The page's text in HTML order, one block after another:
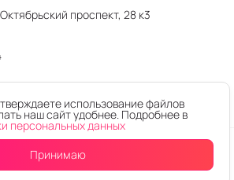
проспект, 28 к3
контента без письменного
2DROIDA
использование файлов
наш сайт удобнее. Подробнее в
персональных данных
Принимаю